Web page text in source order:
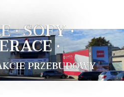
• SOFY •
•
PRZEBUDOWY